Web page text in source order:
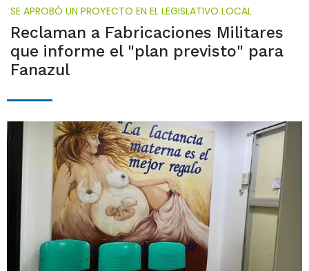
SE APROBÓ UN PROYECTO EN EL LEGISLATIVO LOCAL
Reclaman a Fabricaciones Militares
que informe el "plan previsto" para
Fanazul